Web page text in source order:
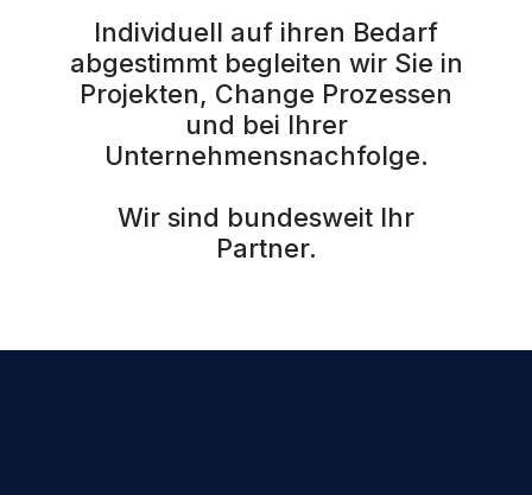
Individuell auf ihren Bedarf
abgestimmt begleiten wir Sie in
Projekten, Change Prozessen
und bei Ihrer
Unternehmensnachfolge.
Wir sind bundesweit Ihr
Partner.